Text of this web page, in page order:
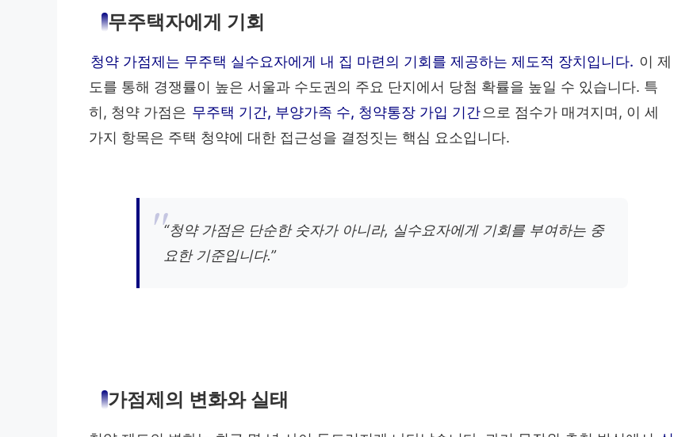
무주택자에게 기회
청약 가점제는 무주택 실수요자에게 내 집 마련의 기회를 제공하는 제도적 장치입니다. 이 제
도를 통해 경쟁률이 높은 서울과 수도권의 주요 단지에서 당첨 확률을 높일 수 있습니다. 특
히, 청약 가점은 무주택 기간, 부양가족 수, 청약통장 가입 기간으로 점수가 매겨지며, 이 세
가지 항목은 주택 청약에 대한 접근성을 결정짓는 핵심 요소입니다.
“청약 가점은 단순한 숫자가 아니라, 실수요자에게 기회를 부여하는 중
요한 기준입니다.”
가점제의 변화와 실태